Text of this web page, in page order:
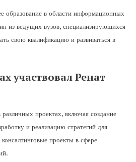
образование в области информационных
из ведущих вузов, специализирующихся
свою квалификацию и развиваться в
участвовал Ренат
различных проектах, включая создание
и реализацию стратегий для
проекты в сфере